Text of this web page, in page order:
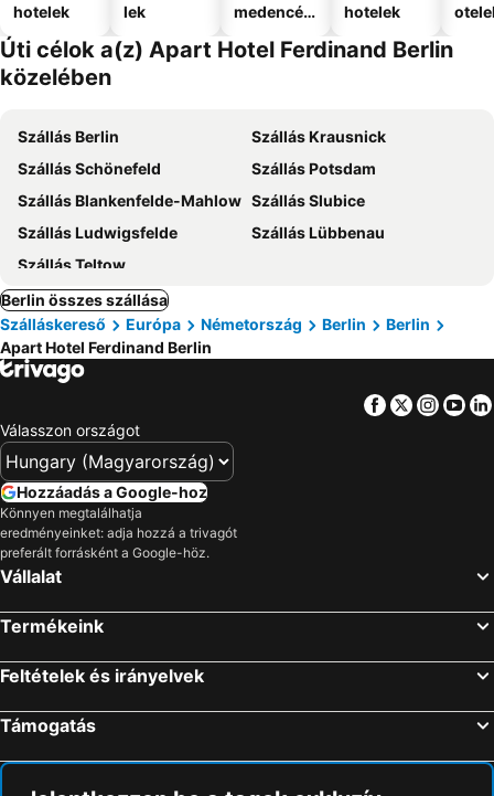
hotelek
lek
medencév
hotelek
Úti célok a(z) Apart Hotel Ferdinand Berlin
közelében
Szállás Berlin
Szállás Krausnick
Szállás Schönefeld
Szállás Potsdam
Szállás Blankenfelde-Mahlow Szállás Slubice
Szállás Ludwigsfelde
Szállás Lübbenau
Szállás Teltow
Berlin összes szállása
Szálláskereső
Európa Németország Berlin
Berlin
Apart Hotel Ferdinand Berlin
Facebook
Twitter
Válasszon országot
Hozzáadás a Google-hoz
Könnyen megtalálhatja
eredményeinket: adja hozzá a trivagót
preferált forrásként a Google-höz.
Vállalat
Termékeink
Feltételek és irányelvek
Támogatás